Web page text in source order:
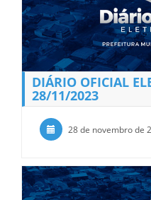
DIÁRIO OFICIAL
28/11/2023
28 de novembro de